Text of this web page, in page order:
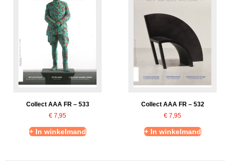
Collect AAA FR – 533
€ 7,95
+ In winkelmand
Collect AAA FR – 532
€ 7,95
+ In winkelmand